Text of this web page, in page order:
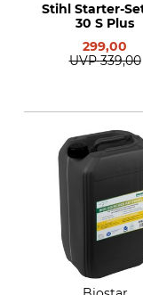
Stihl Starter-
30 S Plus
299,00
UVP 339,00